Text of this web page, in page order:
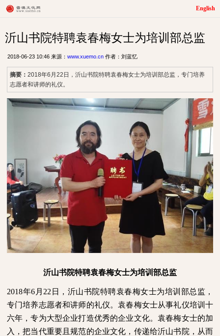
English
沂山书院特聘袁春梅女士为培训部总监
2018-06-23 10:46 来源： www.xuemo.cn 作者：刘蓝忆
摘要： 2018年6月22日，沂山书院特聘袁春梅女士为培训部总监，专门培养
志愿者和讲师的礼仪。
沂山书院特聘袁春梅女士为培训部总监
2018年6 月 22 日，沂山书院特聘袁春梅女士为培训部总监，
专门培养志愿者和讲师的礼仪。袁春梅女士从事礼仪培训十
六年，专为大型企业打造优秀的企业文化。袁春梅女士的加
入，把当代重要且规范的企业文化，传递给沂山书院，从而